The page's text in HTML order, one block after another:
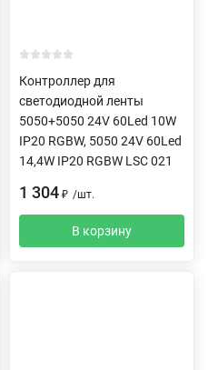
Контроллер для
светодиодной ленты
5050+5050 24V 60Led 10W
IP20 RGBW, 5050 24V 60Led
14,4W IP20 RGBW LSC 021
1 304 ₽ /шт.
В корзину